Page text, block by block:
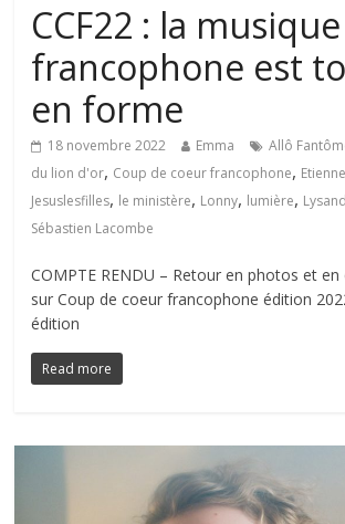
CCF22 : la musique
francophone est
en forme
18 novembre 2022 Emma Allô
du lion d'or, Coup de coeur francophone,
Jesuslesfilles, le ministère, Lonny, lumière,
Sébastien Lacombe
COMPTE RENDU – Retour en photos et
sur Coup de coeur francophone édition
édition
Read more